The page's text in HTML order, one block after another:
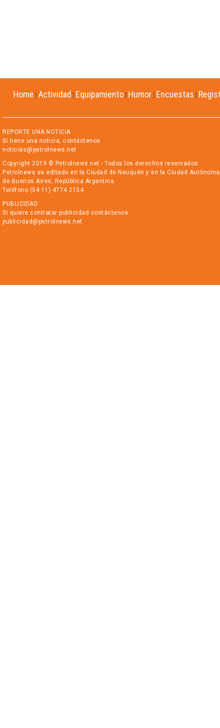
Home Actividad Equipamiento Humor Encuestas
REPORTE UNA NOTICIA
Si tiene una noticia, contáctenos
noticias@petrolnews.net
Copyright 2019 © Petrolnews.net - Todos los derechos reservados
Petrolnews es editado en la Ciudad de Neuquén y en la Ciudad Autónoma
de Buenos Aires, República Argentina
Teléfono (54 11) 4774 2154
PUBLICIDAD
Si quiere contratar publicidad contáctenos
publicidad@petrolnews.net